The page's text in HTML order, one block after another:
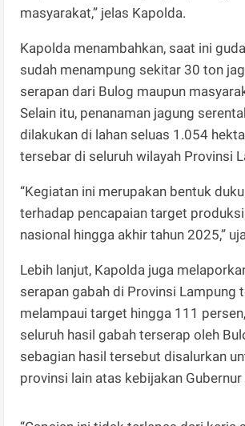
masyarakat,” jelas Kapolda.
Kapolda menambahkan, saat ini
sudah menampung sekitar 30 ton
serapan dari Bulog maupun
Selain itu, penanaman jagung
dilakukan di lahan seluas 1.054
tersebar di seluruh wilayah Provinsi
“Kegiatan ini merupakan bentuk
terhadap pencapaian target
nasional hingga akhir tahun 2025,”
Lebih lanjut, Kapolda juga
serapan gabah di Provinsi Lampung
melampaui target hingga 111
seluruh hasil gabah terserap oleh
sebagian hasil tersebut disalurkan
provinsi lain atas kebijakan Gubernur